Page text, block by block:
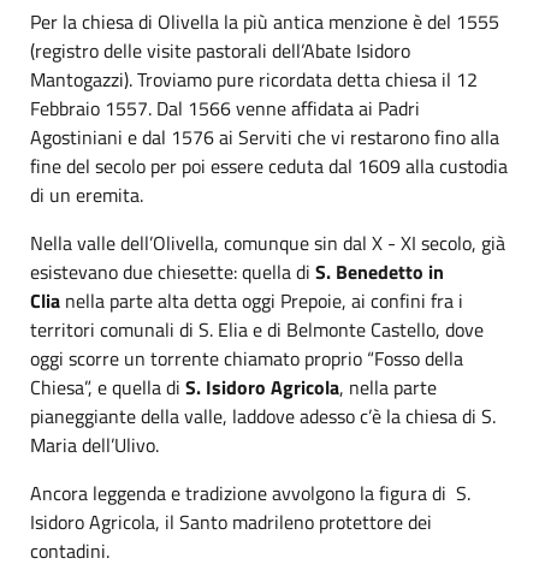
Per la chiesa di Olivella la più antica menzione è del 1555
(registro delle visite pastorali dell’Abate Isidoro
Mantogazzi). Troviamo pure ricordata detta chiesa il 12
Febbraio 1557. Dal 1566 venne affidata ai Padri
Agostiniani e dal 1576 ai Serviti che vi restarono fino alla
fine del secolo per poi essere ceduta dal 1609 alla custodia
di un eremita.
Nella valle dell’Olivella, comunque sin dal X - XI secolo, già
esistevano due chiesette: quella di S. Benedetto in
Clia nella parte alta detta oggi Prepoie, ai confini fra i
territori comunali di S. Elia e di Belmonte Castello, dove
oggi scorre un torrente chiamato proprio “Fosso della
Chiesa”, e quella di S. Isidoro Agricola, nella parte
pianeggiante della valle, laddove adesso c’è la chiesa di S.
Maria dell’Ulivo.
Ancora leggenda e tradizione avvolgono la figura di S.
Isidoro Agricola, il Santo madrileno protettore dei
contadini.